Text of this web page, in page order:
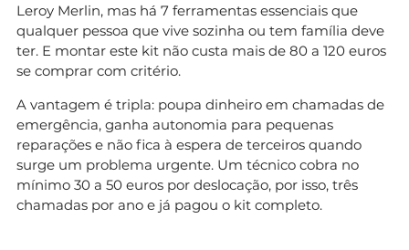
Leroy Merlin, mas há 7 ferramentas essenciais que
qualquer pessoa que vive sozinha ou tem família deve
ter. E montar este kit não custa mais de 80 a 120 euros
se comprar com critério.
A vantagem é tripla: poupa dinheiro em chamadas de
emergência, ganha autonomia para pequenas
reparações e não fica à espera de terceiros quando
surge um problema urgente. Um técnico cobra no
mínimo 30 a 50 euros por deslocação, por isso, três
chamadas por ano e já pagou o kit completo.